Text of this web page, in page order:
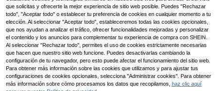
que solicitas y ofrecerte la mejor experiencia de sitio web posible. Puedes "Rechazar
todo", "Aceptar todo" o establecer tu preferencia de cookies en cualquier momento a tu
elección. Al seleccionar "Aceptar todo", estableceremos todas las cookies opcionales,
que nos ayudan a analizar el tráfico, ofrecer funcionalidades mejoradas y personalizar
el contenido y los anuncios para complementar tu experiencia de compra con SHEIN.
Al seleccionar "Rechazar todo", permites el uso de cookies estrictamente necesarias
que hacen que nuestro sitio web funcione. Puedes desactivarlas cambiando la
configuración de tu navegador, pero esto puede afectar el funcionamiento del sitio web.
Para obtener más información sobre las cookies que utilizamos y para ajustar tus
configuraciones de cookies opcionales, selecciona "Administrar cookies". Para obtener
más información sobre cómo procesamos los datos que recopilamos, haz clic aquí